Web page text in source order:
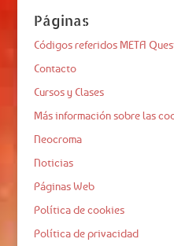
Páginas
Códigos referidos META
Contacto
Cursos y Clases
Más información sobre las
Neocroma
Noticias
Páginas Web
Política de cookies
Política de privacidad